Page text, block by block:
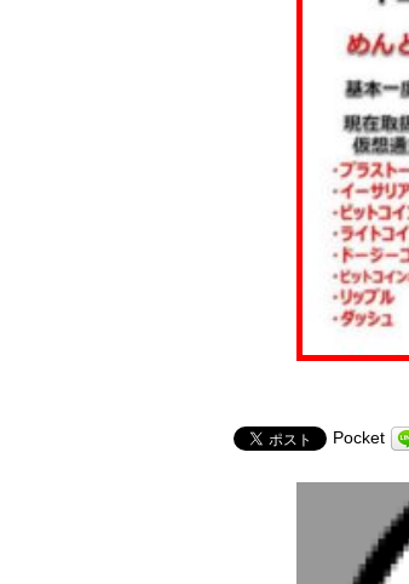
Pocket